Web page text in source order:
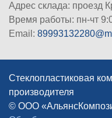
Адрес склада: проезд
Время работы: пн-чт
Email:
Стеклопластиковая
производителя
© ООО